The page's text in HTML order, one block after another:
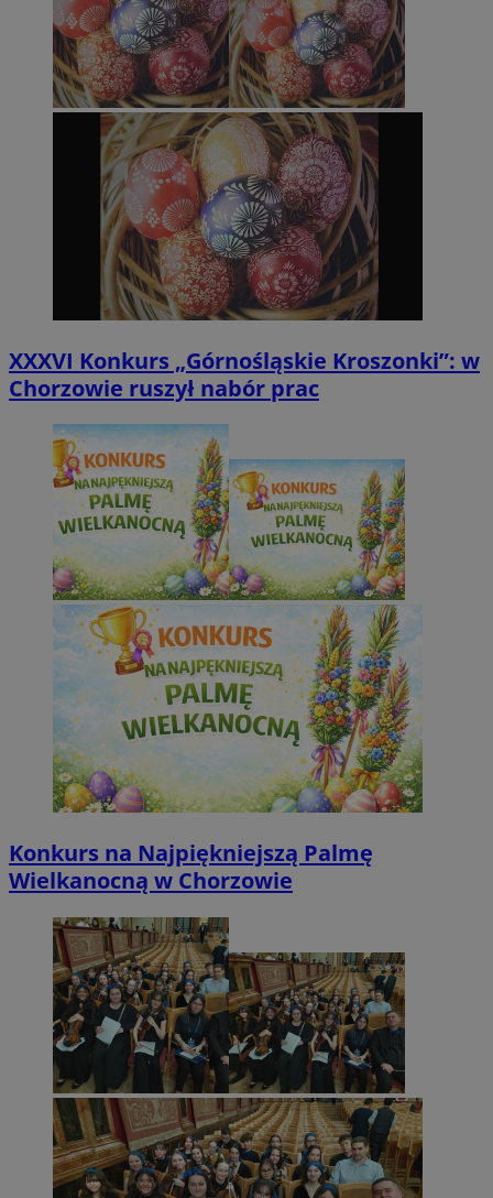
XXXVI Konkurs „Górnośląskie Kroszonki”: w
Chorzowie ruszył nabór prac
Konkurs na Najpiękniejszą Palmę
Wielkanocną w Chorzowie